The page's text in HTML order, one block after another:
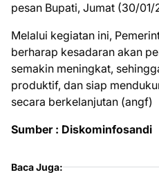
pesan Bupati, Jumat (30/
Melalui kegiatan ini,
berharap kesadaran akan
semakin meningkat,
produktif, dan siap
secara berkelanjutan (angf)
Sumber : Diskominfosandi
Baca Juga: